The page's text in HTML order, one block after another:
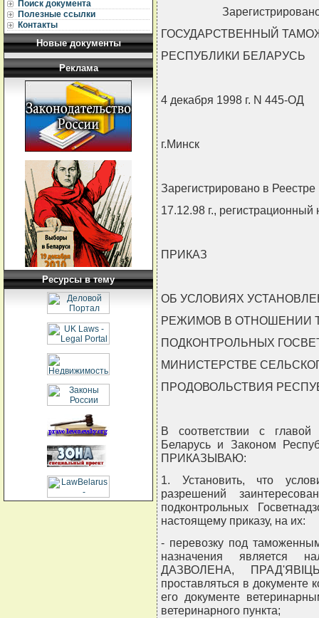
Поиск документа
Полезные ссылки
Контакты
Новые документы
Реклама
Ресурсы в тему
ГОСУДАРСТВЕННЫЙ
РЕСПУБЛИКИ БЕЛАРУСЬ
4 декабря 1998 г. N 445-ОД
г.Минск
Зарегистрировано в
17.12.98 г.,
ПРИКАЗ
ОБ УСЛОВИЯХ
РЕЖИМОВ В ОТНОШЕНИИ
ПОДКОНТРОЛЬНЫХ
МИНИСТЕРСТВЕ
ПРОДОВОЛЬСТВИЯ
В соответствии с главой
Беларусь и Законом
ПРИКАЗЫВАЮ:
1. Установить, что
разрешений
подконтрольных
настоящему приказу, на их:
- перевозку под
назначения является
ДАЗВОЛЕНА,
проставляться в
его документе
ветеринарного пункта;